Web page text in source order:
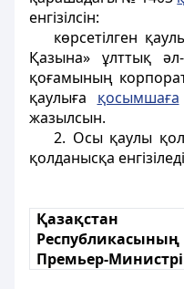
енгізілсін:
көрсетілген
Қазына» ұлттық
қоғамының
қаулыға қосымшаға
жазылсын.
2. Осы қаулы
қолданысқа
Қазақстан
Республикасының
Премьер-Министрі